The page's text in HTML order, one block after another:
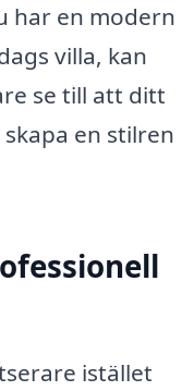
har en modern
villa, kan
se till att ditt
en stilren
istället